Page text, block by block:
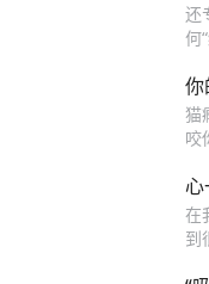
还
何
你
猫
咬
心
在
到